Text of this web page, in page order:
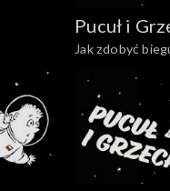
Pucuł i
Jak zdobyć